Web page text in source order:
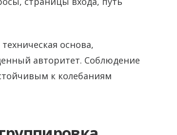
основа,
авторитет. Соблюдение
к колебаниям